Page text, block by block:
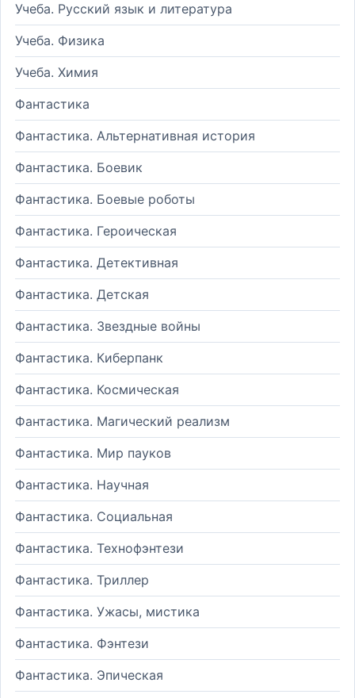
Учеба. Русский язык и литература
Учеба. Физика
Учеба. Химия
Фантастика
Фантастика. Альтернативная история
Фантастика. Боевик
Фантастика. Боевые роботы
Фантастика. Героическая
Фантастика. Детективная
Фантастика. Детская
Фантастика. Звездные войны
Фантастика. Киберпанк
Фантастика. Космическая
Фантастика. Магический реализм
Фантастика. Мир пауков
Фантастика. Научная
Фантастика. Социальная
Фантастика. Технофэнтези
Фантастика. Триллер
Фантастика. Ужасы, мистика
Фантастика. Фэнтези
Фантастика. Эпическая